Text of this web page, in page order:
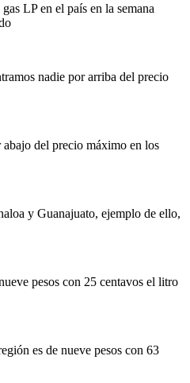
LP en el país en la semana
nadie por arriba del precio
del precio máximo en los
y Guanajuato, ejemplo de ello,
pesos con 25 centavos el litro
es de nueve pesos con 63